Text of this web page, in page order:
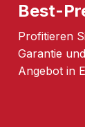
Best-
Profitieren
Garantie
Angebot in